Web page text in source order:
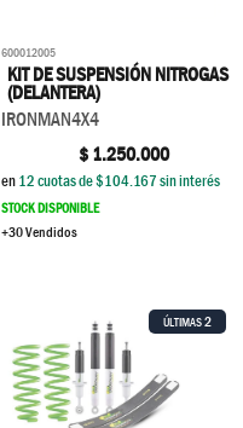
600012005
KIT DE SUSPENSIÓN NITROGAS
(DELANTERA)
IRONMAN4X4
$1.250.000
en12cuotas de $104.167sin interés
STOCK DISPONIBLE
+30 Vendidos
ÚLTIMAS2